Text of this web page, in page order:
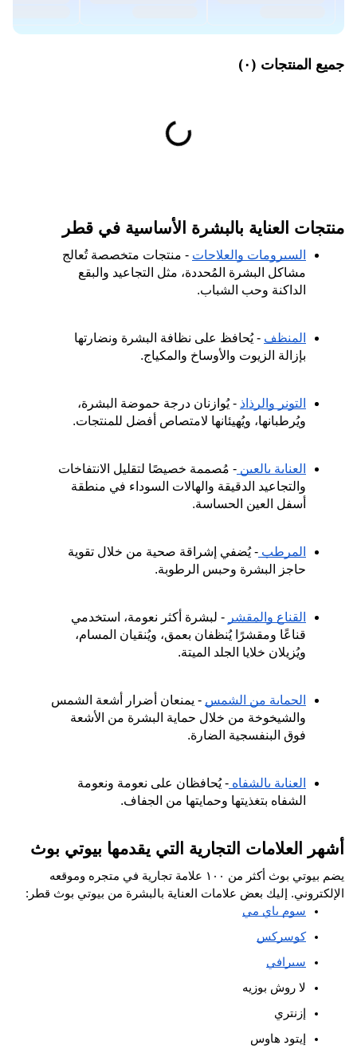
جميع المنتجات (۰)
منتجات العناية بالبشرة الأساسية في قطر
السيرومات والعلاجات
الداكنة وحب الشباب.
المنظف
بإزالة الزيوت والأوساخ والمكياج.
التونر والرذاذ
ويُرطبانها، ويُهيئانها لامتصاص أفضل للمنتجات.
العناية بالعين
أسفل العين الحساسة.
المرطب
حاجز البشرة وحبس الرطوبة.
القناع والمقشر
ويُزيلان خلايا الجلد الميتة.
الحماية من الشمس
فوق البنفسجية الضارة.
العناية بالشفاه
الشفاه بتغذيتها وحمايتها من الجفاف.
أشهر العلامات التجارية التي يقدمها بيوتي بوث
الإلكتروني. إليك بعض علامات العناية بالبشرة من بيوتي بوث قطر:
سوم باي مي
كوسركس
سيرافي
لا روش بوزيه
إزنتري
إيتود هاوس